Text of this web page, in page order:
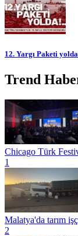
12. Yargı Paketi
Trend
Chicago Türk
1
Malatya'da tarım
2